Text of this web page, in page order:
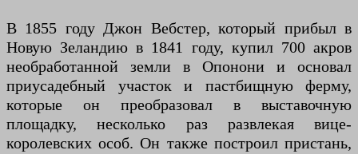
В 1855 году Джон Вебстер, который прибыл в
Новую Зеландию в 1841 году, купил 700 акров
необработанной земли в Опонони и основал
приусадебный участок и пастбищную ферму,
которые он преобразовал в выставочную
площадку, несколько раз развлекая вице-
королевских особ. Он также построил пристань,